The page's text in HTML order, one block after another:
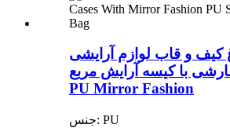
و قاب لوازم آرایشی
با کیسه آرایش مربع
PU Mirror Fashion
جنس: PU